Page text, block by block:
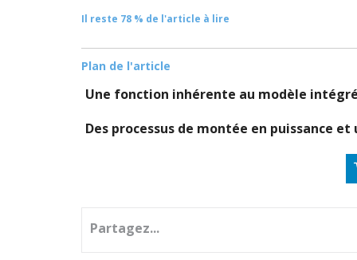
Il reste 78 % de l'article à lire
Plan de l'article
Une fonction inhérente au modèle
Des processus de montée en puissance
Partagez...